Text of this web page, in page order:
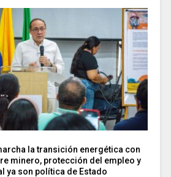
la transición energética con
minero, protección del empleo y
ya son política de Estado